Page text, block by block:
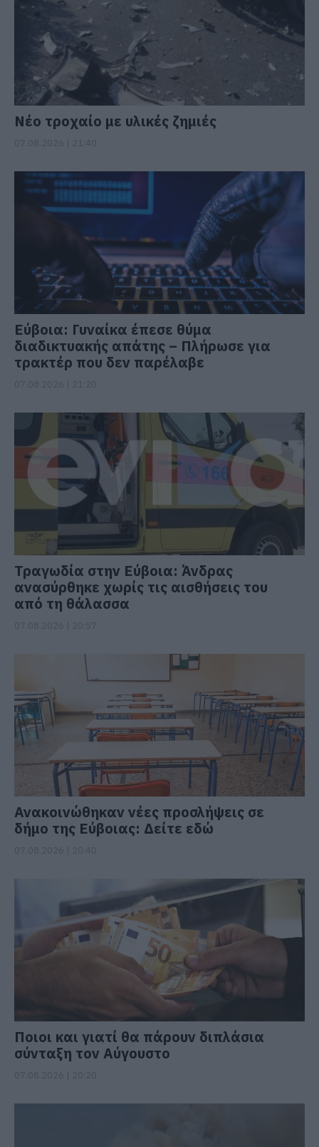
Νέο τροχαίο με υλικές ζημιές
Εύβοια: Γυναίκα έπεσε θύμα
διαδικτυακής απάτης – Πλήρωσε για
τρακτέρ που δεν παρέλαβε
Τραγωδία στην Εύβοια: Άνδρας
ανασύρθηκε χωρίς τις αισθήσεις του
από τη θάλασσα
Ανακοινώθηκαν νέες προσλήψεις σε
δήμο της Εύβοιας: Δείτε εδώ
Ποιοι και γιατί θα πάρουν διπλάσια
σύνταξη τον Αύγουστο